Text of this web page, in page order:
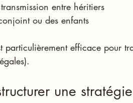
entre héritiers
ou des enfants
particulièrement efficace pour
une